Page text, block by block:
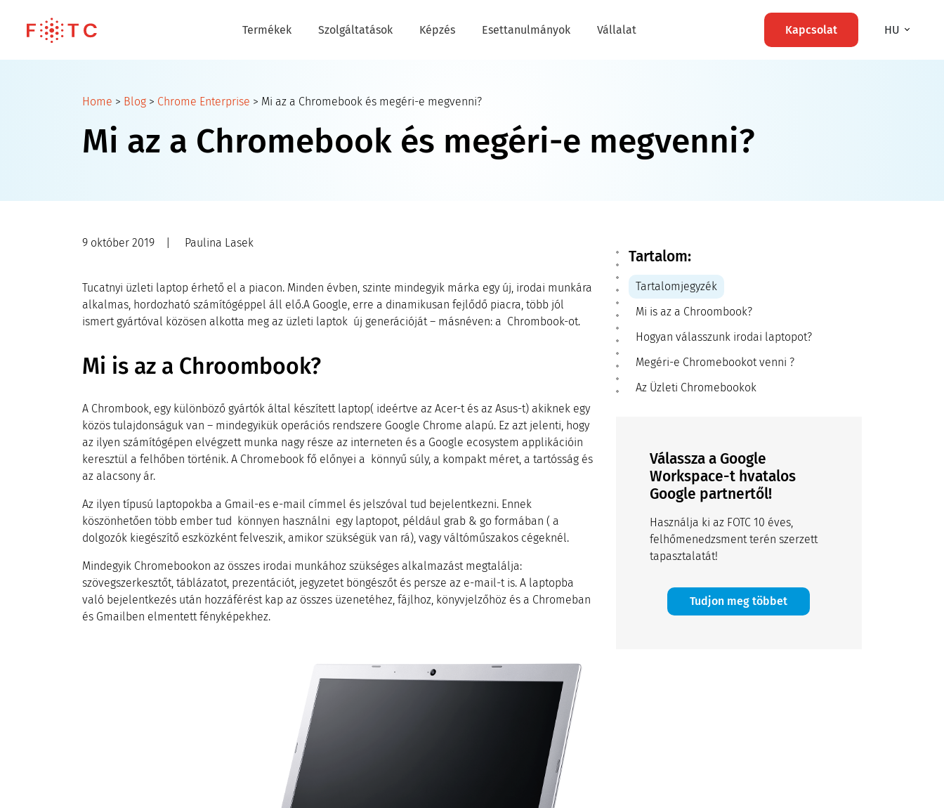
Termékek Szolgáltatások Képzés Esettanulmányok Vállalat Kapcsolat HU
Home > Blog > Chrome Enterprise > Mi az a Chromebook és megéri-e megvenni?
Mi az a Chromebook és megéri-e megvenni?
9 október 2019 Paulina Lasek
Tucatnyi üzleti laptop érhető el a piacon. Minden évben, szinte mindegyik márka egy új, irodai munkára
alkalmas, hordozható számítógéppel áll elő.A Google, erre a dinamikusan fejlődő piacra, több jól
ismert gyártóval közösen alkotta meg az üzleti laptok új generációját – másnéven: a Chrombook-ot.
Mi is az a Chroombook?
A Chrombook, egy különböző gyártók által készített laptop( ideértve az Acer-t és az Asus-t) akiknek egy
közös tulajdonságuk van – mindegyikük operációs rendszere Google Chrome alapú. Ez azt jelenti, hogy
az ilyen számítógépen elvégzett munka nagy része az interneten és a Google ecosystem applikációin
keresztül a felhőben történik. A Chromebook fő előnyei a könnyű súly, a kompakt méret, a tartósság és
az alacsony ár.
Az ilyen típusú laptopokba a Gmail-es e-mail címmel és jelszóval tud bejelentkezni. Ennek
köszönhetően több ember tud könnyen használni egy laptopot, például grab & go formában ( a
dolgozók kiegészítő eszközként felveszik, amikor szükségük van rá), vagy váltóműszakos cégeknél.
Mindegyik Chromebookon az összes irodai munkához szükséges alkalmazást megtalálja:
szövegszerkesztőt, táblázatot, prezentációt, jegyzetet böngészőt és persze az e-mail-t is. A laptopba
való bejelentkezés után hozzáférést kap az összes üzenetéhez, fájlhoz, könyvjelzőhöz és a Chromeban
és Gmailben elmentett fényképekhez.
Tartalom:
Tartalomjegyzék
Mi is az a Chroombook?
Hogyan válasszunk irodai laptopot?
Megéri-e Chromebookot venni ?
Az Üzleti Chromebookok
Válassza a Google
Workspace-t hvatalos
Google partnertől!
Használja ki az FOTC 10 éves,
felhőmenedzsment terén szerzett
tapasztalatát!
Tudjon meg többet